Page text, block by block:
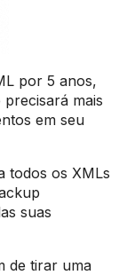
por 5 anos,
mais
em seu
todos os XMLs
suas
de tirar uma